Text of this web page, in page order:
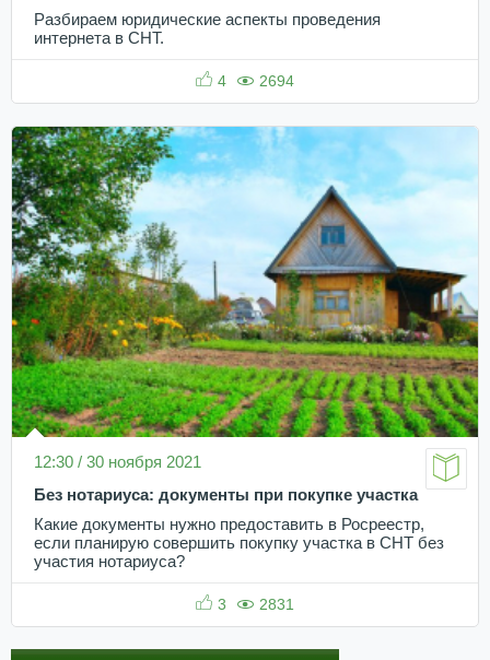
Разбираем юридические аспекты проведения
интернета в СНТ.
4 2694
12:30 / 30 ноября 2021
Без нотариуса: документы при покупке участка
Какие документы нужно предоставить в Росреестр,
если планирую совершить покупку участка в СНТ без
участия нотариуса?
3 2831